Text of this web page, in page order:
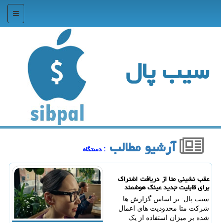
منو
سیب پال
آرشیو مطالب : دستگاه
عقب نشینی متا از دریافت اشتراک
برای قابلیت جدید عینک هوشمند
سیب پال: بر اساس گزارش ها
شرکت متا محدودیت های اعمال
شده بر میزان استفاده از یک